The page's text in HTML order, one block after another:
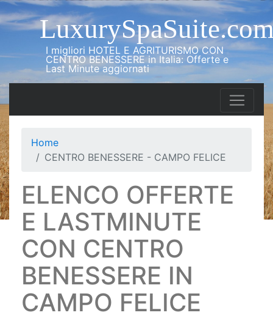
I migliori HOTEL E AGRITURISMO CON
CENTRO BENESSERE in Italia: Offerte e
Last Minute aggiornati
Home
CENTRO BENESSERE - CAMPO FELICE
ELENCO OFFERTE
E LASTMINUTE
CON CENTRO
BENESSERE IN
CAMPO FELICE